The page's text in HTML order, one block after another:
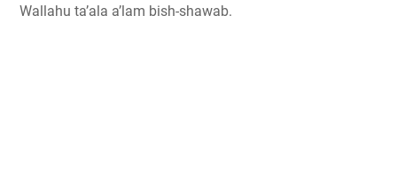
Wallahu ta’ala a’lam bish-shawab.